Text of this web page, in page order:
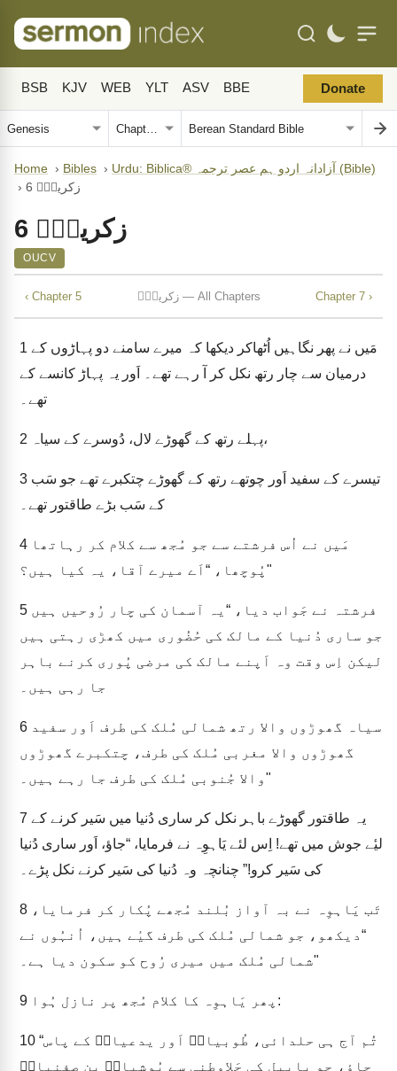
BSB KJV WEB YLT ASV BBE Donate
Home › Bibles ›
Urdu: Biblica® آزادانہ اردو ہم عصر ترجمہ (Bible)
›
زکریاؔہ 6
زکریاؔہ 6
OUCV
‹ Chapter 5 زکریاؔہ — All Chapters Chapter 7 ›
1
درمیان سے چار رتھ نکل کر آ رہے تھے۔ اَور یہ پہاڑ کانسے کے
تھے۔
2 پہلے رتھ کے گھوڑے لال، دُوسرے کے سیاہ،
3
کے سَب بڑے طاقتور تھے۔
4
پُوچھا، “اَے میرے آقا، یہ کیا ہیں؟"
5
جو ساری دُنیا کے مالک کی حُضُوری میں کھڑی رہتی ہیں
لیکن اِس وقت وہ اَپنے مالک کی مرضی پُوری کرنے باہر
جا رہی ہیں۔
6
گھوڑوں والا مغربی مُلک کی طرف، چتکبرے گھوڑوں
والا جُنوبی مُلک کی طرف جا رہے ہیں۔"
7
لیٔے جوش میں تھے! اِس لئے یَاہوِہ نے فرمایا، “جاؤ، اَور ساری دُنیا
کی سَیر کرو!” چنانچہ وہ دُنیا کی سَیر کرنے نکل پڑے۔
8
“دیکھو، جو شمالی مُلک کی طرف گیٔے ہیں، اُنہُوں نے
شمالی مُلک میں میری رُوح کو سکون دیا ہے۔"
9 پھر یَاہوِہ کا کلام مُجھ پر نازل ہُوا:
10 “تُم آج ہی حلدائی، طُوبیاہؔ اَور یدعیاہؔ کے پاس
جاؤ، جو بابیل کی جَلاوطنی سے یُوشیاہؔ بِن صفنیاہؔ